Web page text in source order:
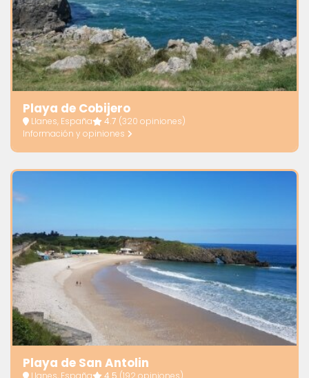
Playa de Cobijero
Llanes, España 4.7 (320 opiniones)
Información y opiniones
Playa de San Antolin